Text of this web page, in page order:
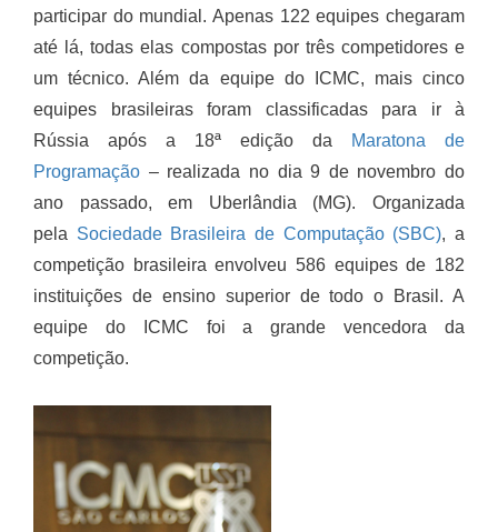
participar do mundial. Apenas 122 equipes chegaram
até lá, todas elas compostas por três competidores e
um técnico. Além da equipe do ICMC, mais cinco
equipes brasileiras foram classificadas para ir à
Rússia após a 18ª edição da
Maratona de
Programação – realizada no dia 9 de novembro do
ano passado, em Uberlândia (MG). Organizada
pela Sociedade Brasileira de Computação (SBC), a
competição brasileira envolveu 586 equipes de 182
instituições de ensino superior de todo o Brasil. A
equipe do ICMC foi a grande vencedora da
competição.